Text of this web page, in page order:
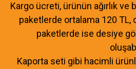
Kargo ücreti, ürünün ağırlık
paketlerde ortalama 120 TL,
paketlerde ise desiye
Kaporta seti gibi hacimli